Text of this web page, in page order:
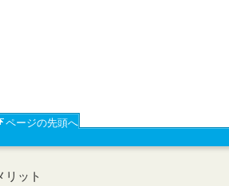
ページの先頭へ
リット